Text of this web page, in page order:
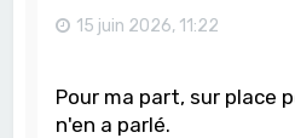
15 juin 2026, 11:22
Pour ma part, sur place
n'en a parlé.